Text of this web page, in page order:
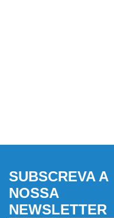
SUBSCREVA A
NOSSA
NEWSLETTER